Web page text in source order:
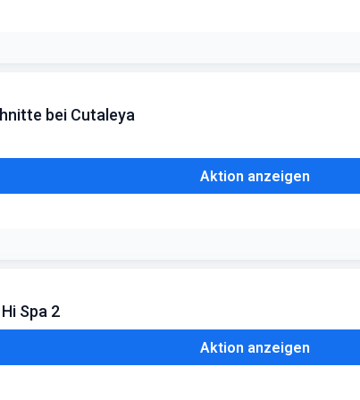
Erhalt per E-Mail, ideal als Last-Minute-Geschenk
bei Cutaleya
Aktion anzeigen
einem Termin, um die Nebenzeiten-Rabatte effizient zu nutzen
Spa 2
Aktion anzeigen